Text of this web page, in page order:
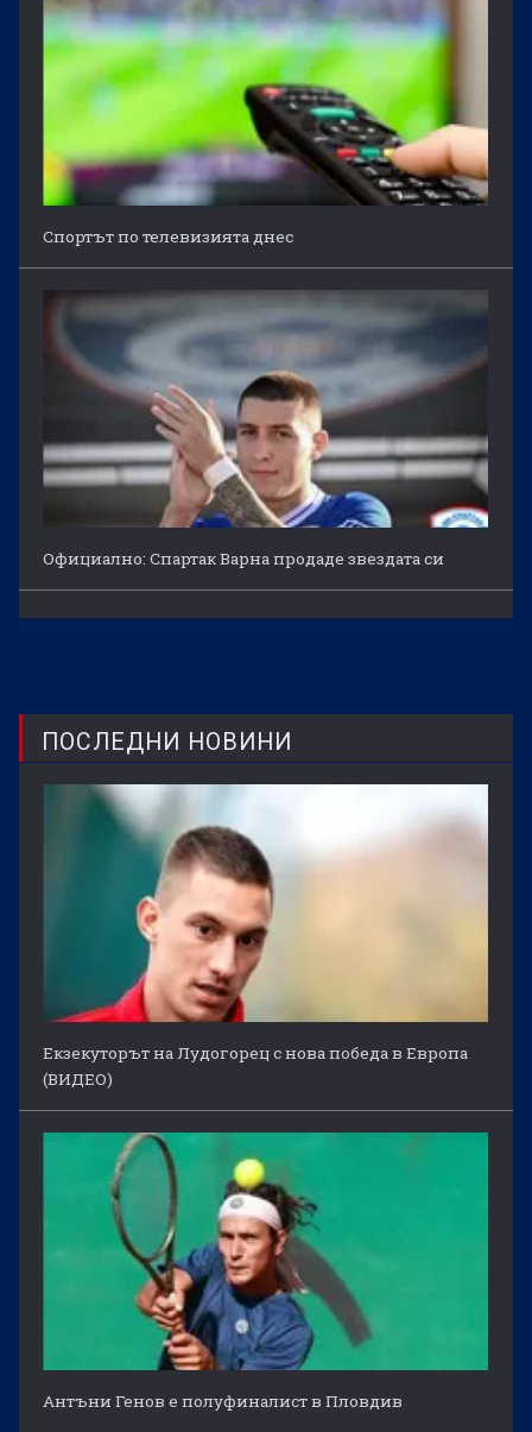
Спортът по телевизията днес
Официално: Спартак Варна продаде звездата си
ПОСЛЕДНИ НОВИНИ
Екзекуторът на Лудогорец с нова победа в Европа
(ВИДЕО)
Антъни Генов е полуфиналист в Пловдив